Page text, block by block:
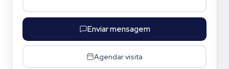
Enviar mensagem
Agendar visita